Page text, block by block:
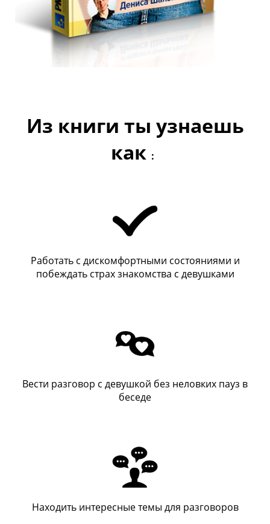
Из книги ты узнаешь
как :
Работать с дискомфортными состояниями и
побеждать страх знакомства с девушками
Вести разговор с девушкой без неловких пауз в
беседе
Находить интересные темы для разговоров